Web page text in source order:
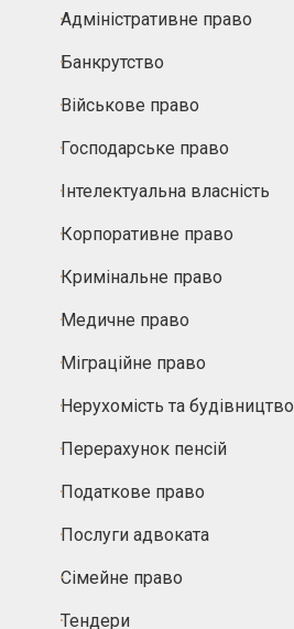
Адміністративне право
Банкрутство
Військове право
Господарське право
Інтелектуальна власність
Корпоративне право
Кримінальне право
Медичне право
Міграційне право
Нерухомість та будівництво
Перерахунок пенсій
Податкове право
Послуги адвоката
Сімейне право
Тендери